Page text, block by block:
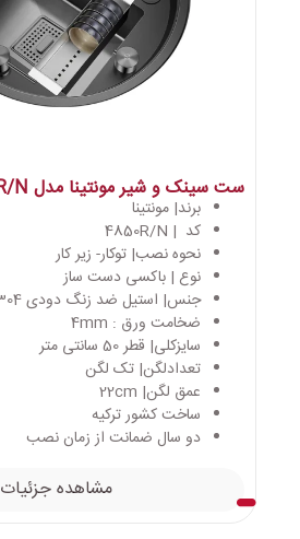
ست سینک و شیر مونتینا مدل 4850R/N
برند| مونتینا
کد | 4850R/N
نحوه نصب| توکار- زیر کار
نوع | باکسی دست ساز
جنس| استیل ضد زنگ دودی AISI 304
ضخامت ورق : 4mm
سایزکلی| قطر 50 سانتی متر
تعدادلگن| تک لگن
عمق لگن| 22cm
ساخت کشور ترکیه
دو سال ضمانت از زمان نصب
مشاهده جزئیات